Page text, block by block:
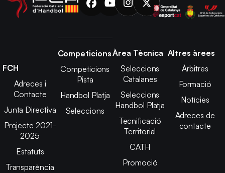
FCH
Adreces i
Contacte
Junta Directiva
Projecte 2021-
2025
Estatuts
Transparència
Competicions
Competicions
Pista
Handbol Platja
Seleccions
Àrea Tècnica
Seleccions
Catalanes
Seleccions
Handbol Platja
Tecnificació
Territorial
CATH
Promoció
Altres àrees
Àrbitres
Formació
Notícies
Adreces de
contacte